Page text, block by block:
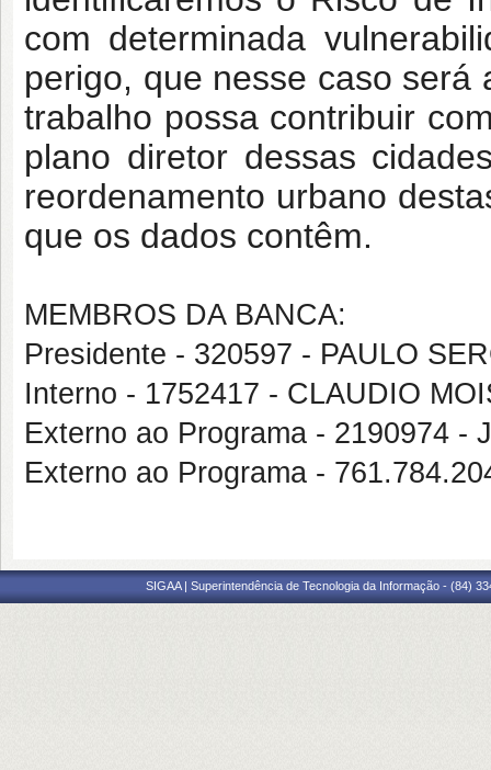
com determinada
perigo, que nesse caso
trabalho possa contribuir
plano diretor dessas
reordenamento urbano
que os dados contêm.
MEMBROS DA BANCA:
Presidente - 320597 - PAULO
Interno - 1752417 - CLAUDIO
Externo ao Programa - 2190974 -
Externo ao Programa -
SIGAA | Superintendência de Tecnologia da Informação - (84)